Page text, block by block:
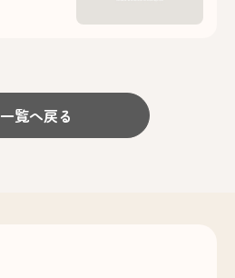
一覧へ戻る